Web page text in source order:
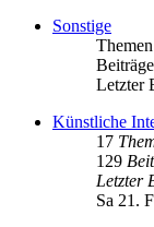
Sonstige
Themen
Beiträge
Letzter
Künstliche
17
129
Letzter
Sa 21.